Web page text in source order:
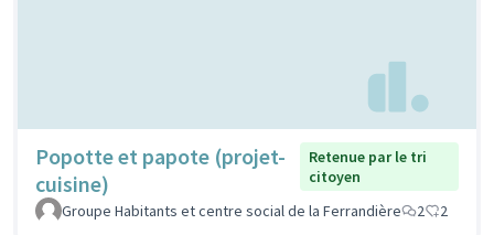
Popotte et papote (projet-
cuisine)
Retenue par le tri
citoyen
Groupe Habitants et centre social de la Ferrandière
2 2